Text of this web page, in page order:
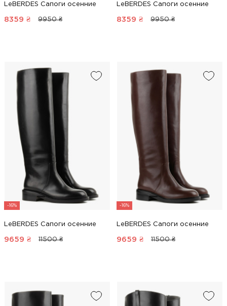
LeBERDES Сапоги осенние
8359 ₴ 9950 ₴
LeBERDES Сапоги осенние
8359 ₴ 9950 ₴
-16%
LeBERDES Сапоги осенние
9659 ₴ 11500 ₴
-16%
LeBERDES Сапоги осенние
9659 ₴ 11500 ₴